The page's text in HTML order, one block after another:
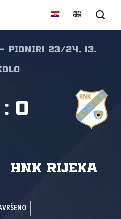
- pioniri 23/24, 13.
HNK Rijeka
: 0